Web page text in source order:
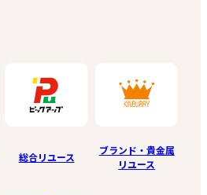
総合リユース
ブランド・貴金属
リユース